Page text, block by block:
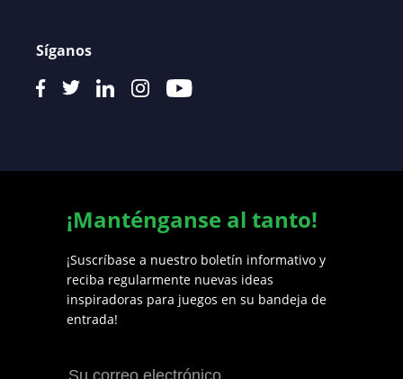
Síganos
¡Manténganse al tanto!
¡Suscríbase a nuestro boletín informativo y
reciba regularmente nuevas ideas
inspiradoras para juegos en su bandeja de
entrada!